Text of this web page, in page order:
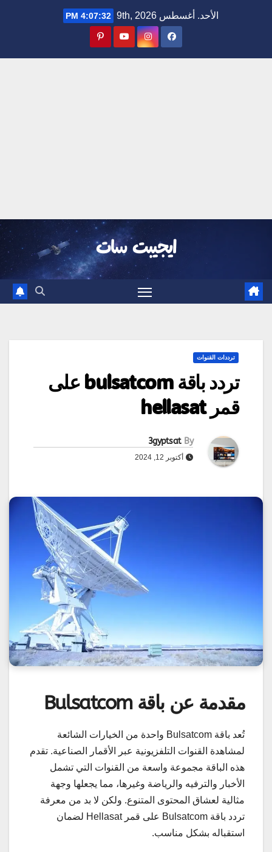
الأحد. أغسطس 9th, 2026 4:07:33 PM
ايجيبت سات
ترددات القنوات
تردد باقة bulsatcom على
قمر hellasat
By
3gyptsat
أكتوبر 12, 2024
مقدمة عن باقة Bulsatcom
تُعد باقة Bulsatcom واحدة من الخيارات الشائعة
لمشاهدة القنوات التلفزيونية عبر الأقمار الصناعية. تقدم
هذه الباقة مجموعة واسعة من القنوات التي تشمل
الأخبار والترفيه والرياضة وغيرها، مما يجعلها وجهة
مثالية لعشاق المحتوى المتنوع. ولكن لا بد من معرفة
تردد باقة Bulsatcom على قمر Hellasat لضمان
استقباله بشكل مناسب.